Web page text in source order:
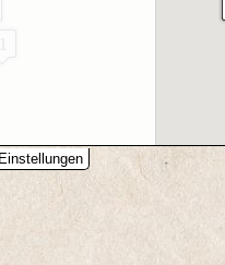
Einstellungen